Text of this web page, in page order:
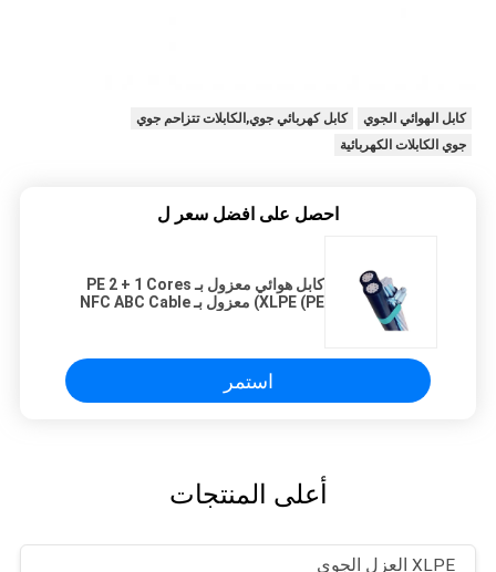
كابل الهوائي الجوي
كابل كهربائي جوي,الكابلات تتزاحم جوي
جوي الكابلات الكهربائية
احصل على افضل سعر ل
كابل هوائي معزول بـ PE 2 + 1 Cores
XLPE (PE) معزول بـ NFC ABC Cable
استمر
أعلى المنتجات
XLPE العزل الجوي